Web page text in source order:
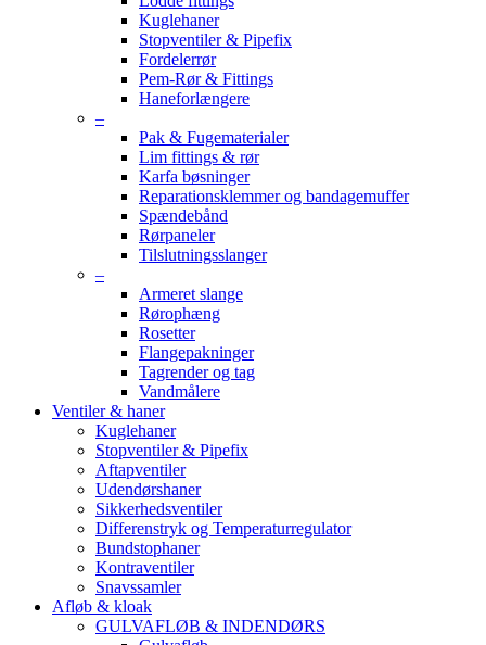
Kuglehaner
Stopventiler & Pipefix
Fordelerrør
Pem-Rør & Fittings
Haneforlængere
–
Pak & Fugematerialer
Lim fittings & rør
Karfa bøsninger
Reparationsklemmer og bandagemuffer
Spændebånd
Rørpaneler
Tilslutningsslanger
–
Armeret slange
Rørophæng
Rosetter
Flangepakninger
Tagrender og tag
Vandmålere
Ventiler & haner
Kuglehaner
Stopventiler & Pipefix
Aftapventiler
Udendørshaner
Sikkerhedsventiler
Differenstryk og Temperaturregulator
Bundstophaner
Kontraventiler
Snavssamler
Afløb & kloak
GULVAFLØB & INDENDØRS